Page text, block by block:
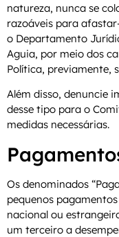
natureza, nunca se
razoáveis para
o Departamento
Aguia, por meio dos
Política, previamente,
Além disso, denuncie
desse tipo para o
medidas necessárias.
Os denominados
pequenos
nacional ou
um terceiro a